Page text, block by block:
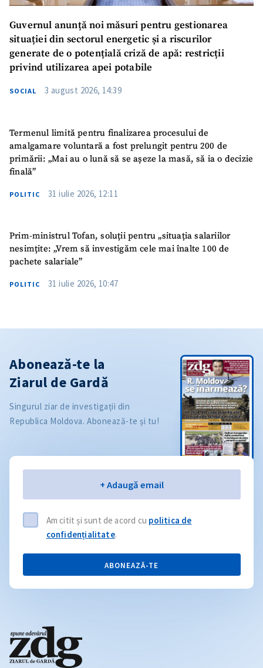
Guvernul anunță noi măsuri pentru gestionarea
situației din sectorul energetic și a riscurilor
generate de o potențială criză de apă: restricții
privind utilizarea apei potabile
SOCIAL 3 august 2026, 14:39
Termenul limită pentru finalizarea procesului de
amalgamare voluntară a fost prelungit pentru 200 de
primării: „Mai au o lună să se așeze la masă, să ia o decizie
finală”
POLITIC 31 iulie 2026, 12:11
Prim-ministrul Tofan, soluții pentru „situația salariilor
nesimțite: „Vrem să investigăm cele mai înalte 100 de
pachete salariale”
POLITIC 31 iulie 2026, 10:47
Abonează-te la
Ziarul de Gardă
Singurul ziar de investigații din
Republica Moldova. Abonează-te și tu!
+ Adaugă email
Am citit și sunt de acord cu politica de
confidențialitate.
ABONEAZĂ-TE